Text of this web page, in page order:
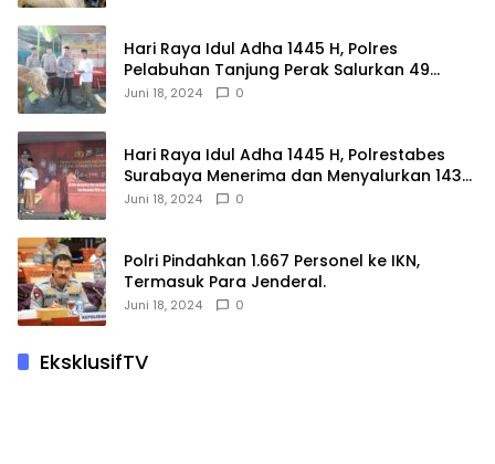
Hari Raya Idul Adha 1445 H, Polres
Pelabuhan Tanjung Perak Salurkan 49
Hewan Korban.
Juni 18, 2024 0
Hari Raya Idul Adha 1445 H, Polrestabes
Surabaya Menerima dan Menyalurkan 143
Hewan Kurban
Juni 18, 2024 0
Polri Pindahkan 1.667 Personel ke IKN,
Termasuk Para Jenderal.
Juni 18, 2024 0
EksklusifTV